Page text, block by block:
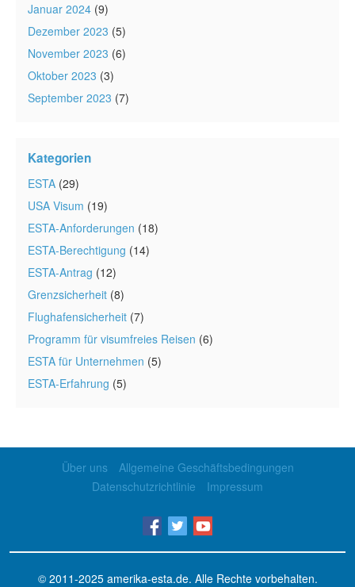
Januar 2024 (9)
Dezember 2023 (5)
November 2023 (6)
Oktober 2023 (3)
September 2023 (7)
Kategorien
ESTA (29)
USA Visum (19)
ESTA-Anforderungen (18)
ESTA-Berechtigung (14)
ESTA-Antrag (12)
Grenzsicherheit (8)
Flughafensicherheit (7)
Programm für visumfreies Reisen (6)
ESTA für Unternehmen (5)
ESTA-Erfahrung (5)
Über uns
Allgemeine Geschäftsbedingungen
Datenschutzrichtlinie
Impressum
© 2011-2025 amerika-esta.de. Alle Rechte vorbehalten.